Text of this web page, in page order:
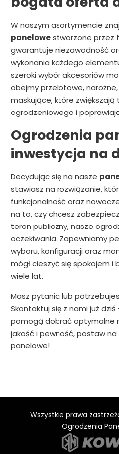
W naszym asortymencie
panelowestworzone przez
gwarantuje niezawodność
wykonania każdego
szeroki wybór akcesoriów
obejmy przelotowe,
maskujące, które zwiększają
ogrodzeniowego i
Ogrodzenia
inwestycja na
Decydując się na nasze
stawiasz na rozwiązanie,
funkcjonalność oraz
na to, czy chcesz
teren publiczny, nasze
oczekiwania. Zapewniamy
wyboru, konfiguracji oraz
mógł cieszyć się spokojem
wiele lat.
Masz pytania lub
Skontaktuj się z nami już
pomogą dobrać optymalne
jakość i pewność, postaw
panelowe!
Wszystkie prawa
Ogrodzenia